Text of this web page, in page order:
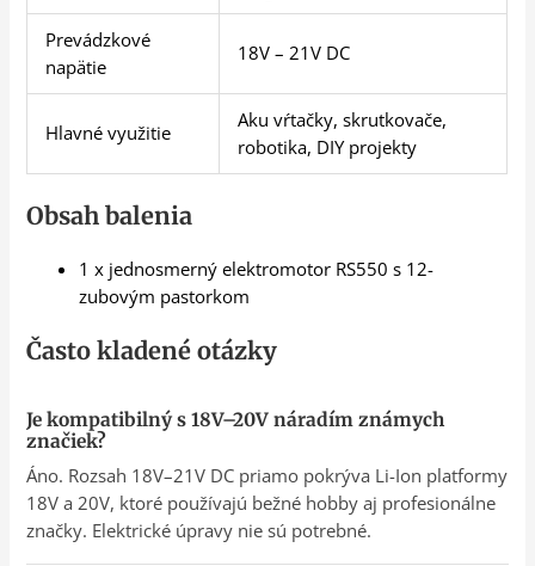
Prevádzkové
napätie
18V – 21V DC
Hlavné využitie
Aku vŕtačky, skrutkovače,
robotika, DIY projekty
Obsah balenia
1 x jednosmerný elektromotor RS550 s 12-
zubovým pastorkom
Často kladené otázky
Je kompatibilný s 18V–20V náradím známych
značiek?
Áno. Rozsah 18V–21V DC priamo pokrýva Li-Ion platformy
18V a 20V, ktoré používajú bežné hobby aj profesionálne
značky. Elektrické úpravy nie sú potrebné.